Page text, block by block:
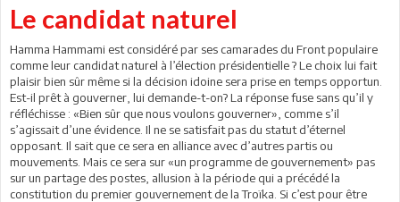
Le candidat naturel
Hamma Hammami est considéré par ses camarades du Front populaire
comme leur candidat naturel à l’élection présidentielle ? Le choix lui fait
plaisir bien sûr même si la décision idoine sera prise en temps opportun.
Est-il prêt à gouverner, lui demande-t-on? La réponse fuse sans qu’il y
réfléchisse : «Bien sûr que nous voulons gouverner», comme s’il
s’agissait d’une évidence. Il ne se satisfait pas du statut d’éternel
opposant. Il sait que ce sera en alliance avec d’autres partis ou
mouvements. Mais ce sera sur «un programme de gouvernement» pas
sur un partage des postes, allusion à la période qui a précédé la
constitution du premier gouvernement de la Troïka. Si c’est pour être